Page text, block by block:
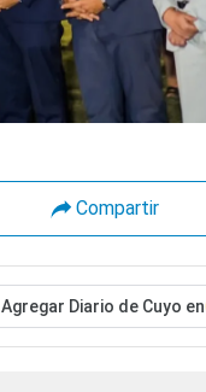
Compartir
Agregar Diario de Cuyo en